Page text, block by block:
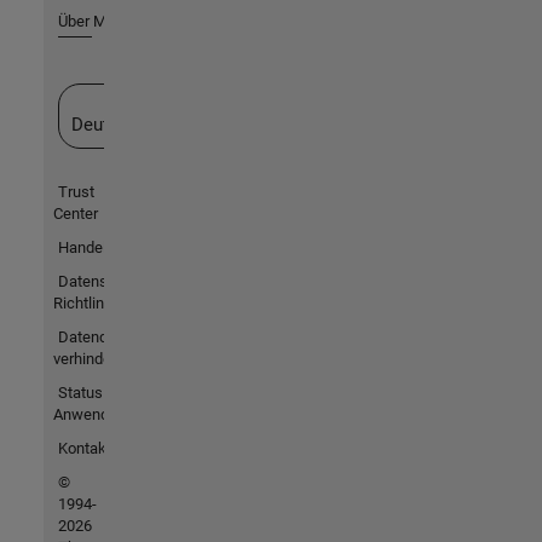
Über MathWorks
Deutschland
Trust
Center
Handelsmarken
Datenschutz-
Richtlinien
Datendiebstahl
verhindern
Status von
Anwendungen
Kontakt
©
1994-
2026